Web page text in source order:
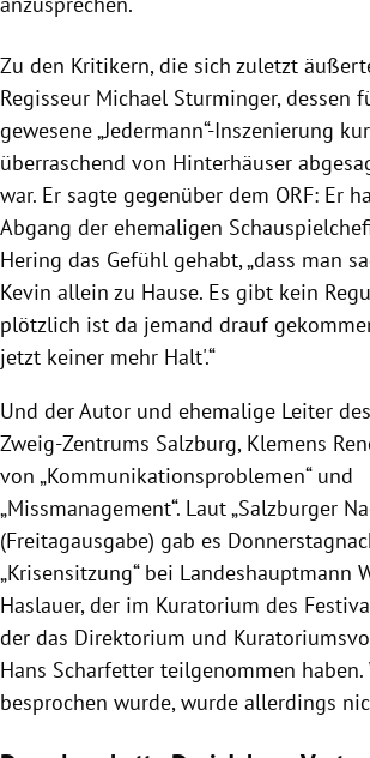
Zu den Kritikern, die sich zuletzt
Regisseur Michael Sturminger, dessen
gewesene „Jedermann“-Inszenierung
überraschend von Hinterhäuser
war. Er sagte gegenüber dem ORF: Er
Abgang der ehemaligen
Hering das Gefühl gehabt, „dass man
Kevin allein zu Hause. Es gibt kein
plötzlich ist da jemand drauf
jetzt keiner mehr Halt'.“
Und der Autor und ehemalige Leiter
Zweig-Zentrums Salzburg, Klemens
von „Kommunikationsproblemen“ und
„Missmanagement“. Laut „Salzburger
(Freitagausgabe) gab es
„Krisensitzung“ bei Landeshauptmann
Haslauer, der im Kuratorium des
der das Direktorium und
Hans Scharfetter teilgenommen haben.
besprochen wurde, wurde allerdings